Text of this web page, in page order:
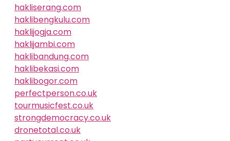
hakliserang.com
haklibengkulu.com
haklijogja.com
haklijambi.com
haklibandung.com
haklibekasi.com
haklibogor.com
perfectperson.co.uk
tourmusicfest.co.uk
strongdemocracy.co.uk
dronetotal.co.uk